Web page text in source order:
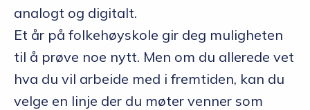
analogt og digitalt.
Et år på folkehøyskole gir deg muligheten
til å prøve noe nytt. Men om du allerede vet
hva du vil arbeide med i fremtiden, kan du
velge en linje der du møter venner som